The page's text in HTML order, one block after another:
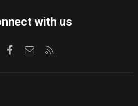
with us
FacebookKontaktirajte nas